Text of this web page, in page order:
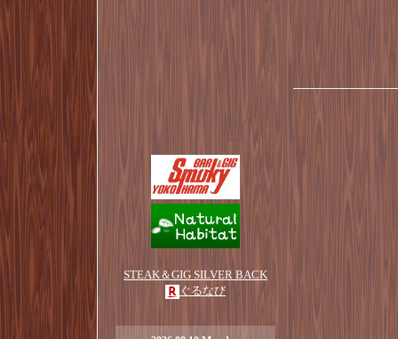
STEAK＆GIG SILVER BACK
ぐるなび